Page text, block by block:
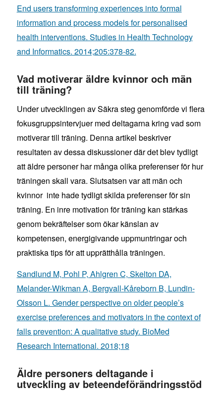
End users transforming experiences into formal
information and process models for personalised
health interventions. Studies in Health Technology
and Informatics. 2014;205:378-82.
Vad motiverar äldre kvinnor och män
till träning?
Under utvecklingen av Säkra steg genomförde vi flera
fokusgruppsintervjuer med deltagarna kring vad som
motiverar till träning. Denna artikel beskriver
resultaten av dessa diskussioner där det blev tydligt
att äldre personer har många olika preferenser för hur
träningen skall vara. Slutsatsen var att män och
kvinnor inte hade tydligt skilda preferenser för sin
träning. En inre motivation för träning kan stärkas
genom bekräftelser som ökar känslan av
kompetensen, energigivande uppmuntringar och
praktiska tips för att upprätthålla träningen.
Sandlund M, Pohl P, Ahlgren C, Skelton DA,
Melander-Wikman A, Bergvall-Kåreborn B, Lundin-
Olsson L. Gender perspective on older people’s
exercise preferences and motivators in the context of
falls prevention: A qualitative study. BioMed
Research International. 2018;18
Äldre personers deltagande i
utveckling av beteendeförändringsstöd